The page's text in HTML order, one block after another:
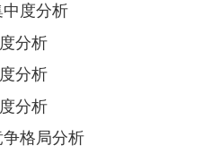
度分析
分析
分析
分析
格局分析